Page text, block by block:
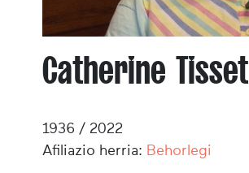
Catherine Tisset
1936 / 2022
Afiliazio herria: Behorlegi